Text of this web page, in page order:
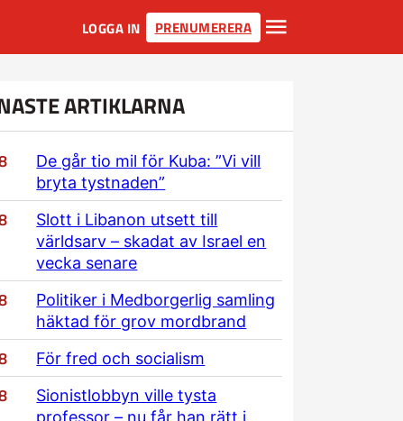
LOGGA IN PRENUMERERA
ARTIKLARNA
De går tio mil för Kuba: ”Vi vill
bryta tystnaden”
Slott i Libanon utsett till
världsarv – skadat av Israel en
vecka senare
Politiker i Medborgerlig samling
häktad för grov mordbrand
För fred och socialism
Sionistlobbyn ville tysta
professor – nu får han rätt i